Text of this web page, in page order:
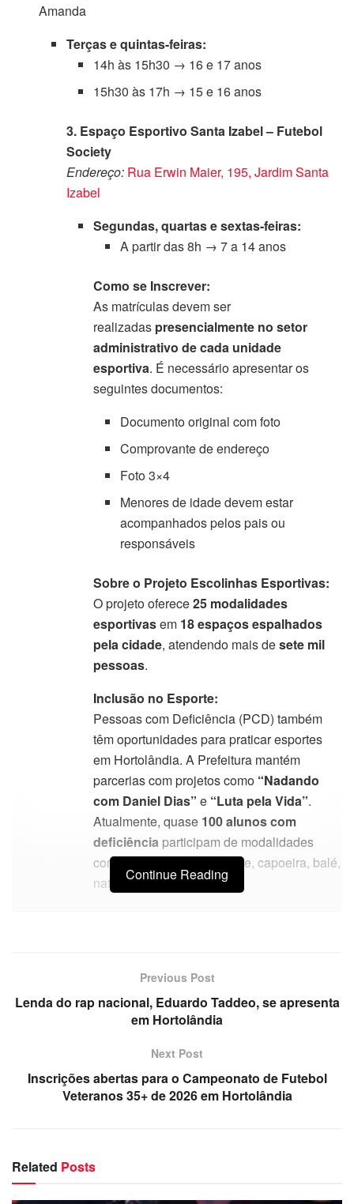
Amanda
Terças e quintas-feiras:
14h às 15h30 → 16 e 17 anos
15h30 às 17h → 15 e 16 anos
3. Espaço Esportivo Santa Izabel – Futebol
Society
Endereço: Rua Erwin Maier, 195, Jardim Santa
Izabel
Segundas, quartas e sextas-feiras:
A partir das 8h → 7 a 14 anos
Como se Inscrever:
As matrículas devem ser
realizadas presencialmente no setor
administrativo de cada unidade
esportiva. É necessário apresentar os
seguintes documentos:
Documento original com foto
Comprovante de endereço
Foto 3×4
Menores de idade devem estar
acompanhados pelos pais ou
responsáveis
Sobre o Projeto Escolinhas Esportivas:
O projeto oferece25 modalidades
esportivasem 18 espaços espalhados
pela cidade, atendendo mais desete mil
pessoas.
Inclusão no Esporte:
Pessoas com Deficiência (PCD) também
têm oportunidades para praticar esportes
em Hortolândia. A Prefeitura mantém
parcerias com projetos como “Nadando
com Daniel Dias” e “Luta pela Vida”.
Atualmente, quase 100 alunos com
deficiência participam de modalidades
como karatê, judô, basquete, capoeira, balé,
natação, futebol e lutas.
Continue Reading
Previous Post
Lenda do rap nacional, Eduardo Taddeo, se apresenta
em Hortolândia
Next Post
Inscrições abertas para o Campeonato de Futebol
Veteranos 35+ de 2026 em Hortolândia
Related Posts